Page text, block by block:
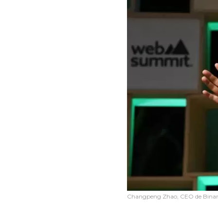
Changpeng Zhao, CEO de